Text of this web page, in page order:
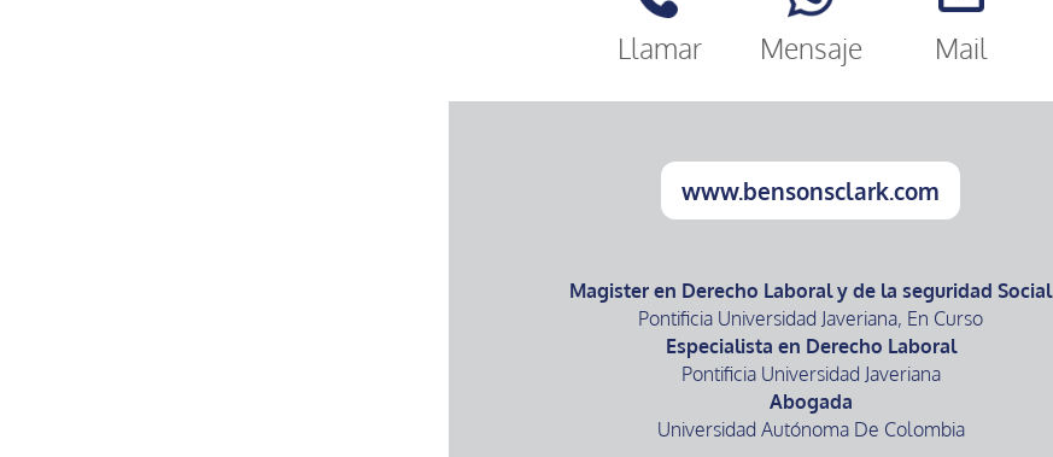
Llamar Mensaje Mail
www.bensonsclark.com
Magister en Derecho Laboral y de la seguridad Social
Pontificia Universidad Javeriana, En Curso
Especialista en Derecho Laboral
Pontificia Universidad Javeriana
Abogada
Universidad Autónoma De Colombia